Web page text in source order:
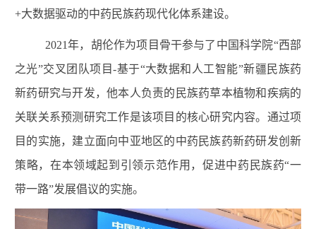
+大数据驱动的中药民族药现代化体系建设。
2021年，胡伦作为项目骨干参与了中国科学院“西部
之光”交叉团队项目-基于“大数据和人工智能”新疆民族药
新药研究与开发，他本人负责的民族药草本植物和疾病的
关联关系预测研究工作是该项目的核心研究内容。通过项
目的实施，建立面向中亚地区的中药民族药新药研发创新
策略，在本领域起到引领示范作用，促进中药民族药“一
带一路”发展倡议的实施。